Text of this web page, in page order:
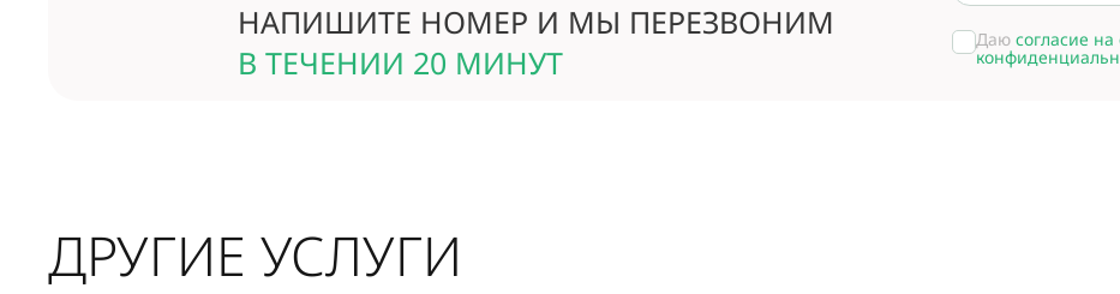
НАПИШИТЕ НОМЕР И МЫ ПЕРЕЗВОНИМ
В ТЕЧЕНИИ 20 МИНУТ
Даю согласие
ДРУГИЕ УСЛУГИ